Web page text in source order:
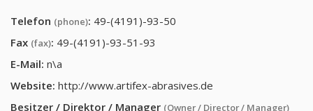
Telefon (phone): 49-(4191)-93-50
Fax (fax): 49-(4191)-93-51-93
E-Mail: n\a
Website: http://www.artifex-abrasives.de
Besitzer / Direktor / Manager (Owner / Director / Manager)